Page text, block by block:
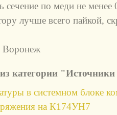
сечение по меди не
лучше всего пайкой,
Воронеж
категории
в системном блоке
на К174УН7